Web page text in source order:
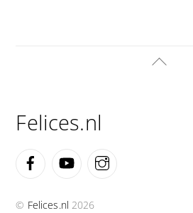
Back
Felices.nl
FacebookYouTube
© Felices.nl 2026